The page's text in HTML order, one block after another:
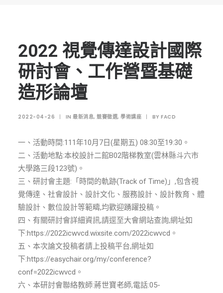
表單下載
招生資訊
高中生專區
境外生專區 PROSPECTIVE STUDENTS
聯絡我們 CONTACT
FACEBOOK
ENGLISH
搜尋
2022 視覺傳達設計國際
研討會、工作營暨基礎
造形論壇
2022-04-26 | IN 最新消息, 競賽徵選, 學術講座 | BY FACD
一、活動時間:111年10月7日(星期五) 08:30至19:30。
二、活動地點:本校設計二館B02階梯教室(雲林縣斗六市
大學路三段123號)。
三、研討會主題:「時間的軌跡(Track of Time)」,包含視
覺傳達、社會設計、設計文化、服務設計、設計教育、體
驗設計、數位設計等範疇,均歡迎踴躍投稿。
四、有關研討會詳細資訊,請逕至大會網站查詢,網址如
下:https://2022icwvcd.wixsite.com/2022icwvcd。
五、本次論文投稿者請上投稿平台,網址如
下:https://easychair.org/my/conference?
conf=2022icwvcd。
六、本研討會聯絡教師:蔣世寶老師,電話:05-